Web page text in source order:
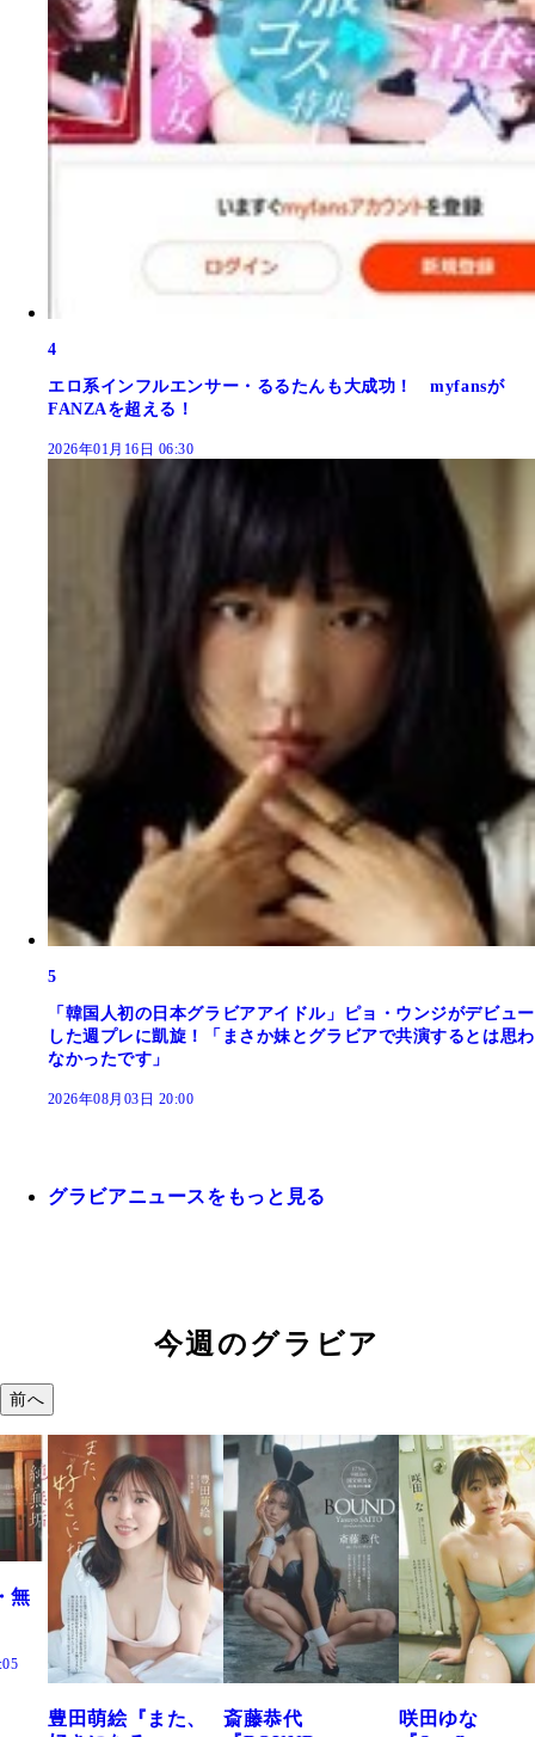
4
エロ系インフルエンサー・るるたんも大成功！ myfansが
FANZAを超える！
2026年01月16日 06:30
5
「韓国人初の日本グラビアアイドル」ピョ・ウンジがデビュー
した週プレに凱旋！「まさか妹とグラビアで共演するとは思わ
なかったです」
2026年08月03日 20:00
グラビアニュースをもっと見る
今週のグラビア
前へ
斎藤恭代
咲田ゆな
藤水咲桜『花